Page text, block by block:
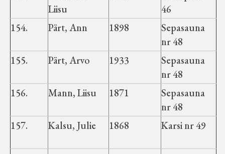
Liisu
46
154.
Pärt, Ann 1898
Sepasauna
nr 48
155.
Pärt, Arvo 1933
Sepasauna
nr 48
156.
Mann, Liisu 1871
Sepasauna
nr 48
157.
Kalsu, Julie 1868 Karsi nr 49